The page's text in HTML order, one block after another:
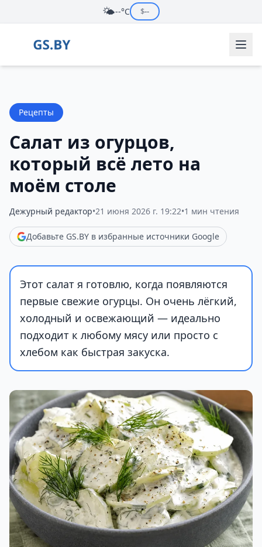
🌤️--°C $--
Рецепты
Салат из огурцов,
который всё лето на
моём столе
Дежурный редактор•21 июня 2026 г. 19:22•1 мин чтения
Добавьте GS.BY в избранные источники Google
Этот салат я готовлю, когда появляются
первые свежие огурцы. Он очень лёгкий,
холодный и освежающий — идеально
подходит к любому мясу или просто с
хлебом как быстрая закуска.